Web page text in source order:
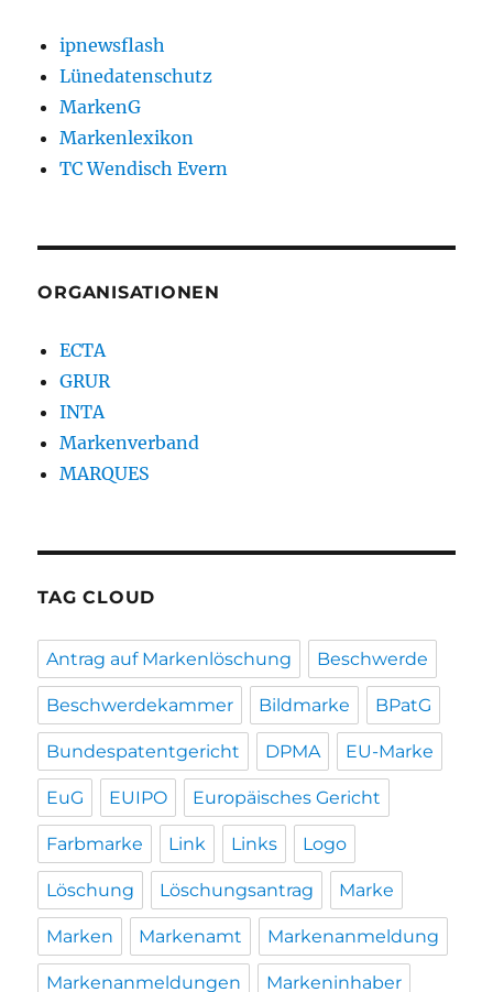
ipnewsflash
Lünedatenschutz
MarkenG
Markenlexikon
TC Wendisch Evern
ORGANISATIONEN
ECTA
GRUR
INTA
Markenverband
MARQUES
TAG CLOUD
Antrag auf Markenlöschung Beschwerde
Beschwerdekammer Bildmarke BPatG
Bundespatentgericht DPMA EU-Marke
EuG EUIPO Europäisches Gericht
Farbmarke Link Links Logo
Löschung Löschungsantrag Marke
Marken Markenamt Markenanmeldung
Markenanmeldungen Markeninhaber